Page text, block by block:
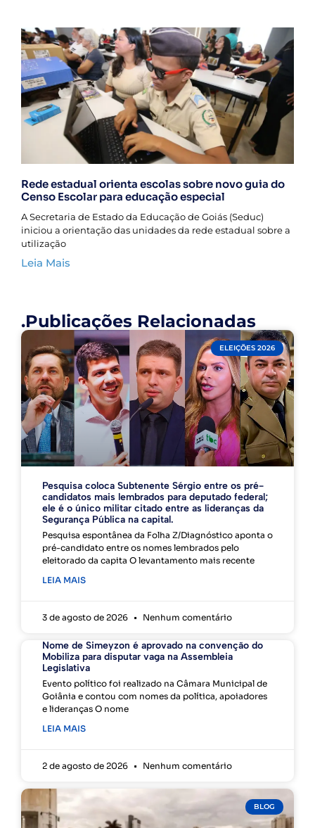
Rede estadual orienta escolas sobre novo guia do
Censo Escolar para educação especial
A Secretaria de Estado da Educação de Goiás (Seduc)
iniciou a orientação das unidades da rede estadual sobre a
utilização
Leia Mais
.Publicações Relacionadas
ELEIÇÕES 2026
Pesquisa coloca Subtenente Sérgio entre os pré-
candidatos mais lembrados para deputado federal;
ele é o único militar citado entre as lideranças da
Segurança Pública na capital.
Pesquisa espontânea da Folha Z/Diagnóstico aponta o
pré-candidato entre os nomes lembrados pelo
eleitorado da capita O levantamento mais recente
LEIA MAIS
3 de agosto de 2026 Nenhum comentário
Nome de Simeyzon é aprovado na convenção do
Mobiliza para disputar vaga na Assembleia
Legislativa
Evento político foi realizado na Câmara Municipal de
Goiânia e contou com nomes da política, apoiadores
e lideranças O nome
LEIA MAIS
2 de agosto de 2026 Nenhum comentário
BLOG